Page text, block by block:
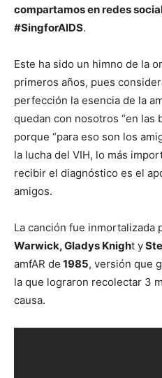
compartamos en redes
#SingforAIDS.
Este ha sido un himno de la
primeros años, pues
perfección la esencia de la
quedan con nosotros “en las
porque “para eso son los
la lucha del VIH, lo más
recibir el diagnóstico es el
amigos.
La canción fue inmortalizada
Warwick, Gladys Knight y
amfAR de 1985, versión que
la que lograron recolectar 3
causa.